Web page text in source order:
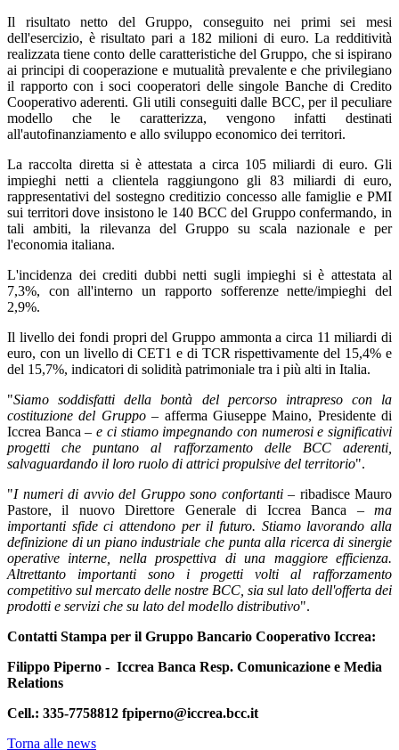
Il risultato netto del Gruppo, conseguito nei primi sei mesi
dell'esercizio, è risultato pari a 182 milioni di euro. La redditività
realizzata tiene conto delle caratteristiche del Gruppo, che si ispirano
ai principi di cooperazione e mutualità prevalente e che privilegiano
il rapporto con i soci cooperatori delle singole Banche di Credito
Cooperativo aderenti. Gli utili conseguiti dalle BCC, per il peculiare
modello che le caratterizza, vengono infatti destinati
all'autofinanziamento e allo sviluppo economico dei territori.
La raccolta diretta si è attestata a circa 105 miliardi di euro. Gli
impieghi netti a clientela raggiungono gli 83 miliardi di euro,
rappresentativi del sostegno creditizio concesso alle famiglie e PMI
sui territori dove insistono le 140 BCC del Gruppo confermando, in
tali ambiti, la rilevanza del Gruppo su scala nazionale e per
l'economia italiana.
L'incidenza dei crediti dubbi netti sugli impieghi si è attestata al
7,3%, con all'interno un rapporto sofferenze nette/impieghi del
2,9%.
Il livello dei fondi propri del Gruppo ammonta a circa 11 miliardi di
euro, con un livello di CET1 e di TCR rispettivamente del 15,4% e
del 15,7%, indicatori di solidità patrimoniale tra i più alti in Italia.
"Siamo soddisfatti della bontà del percorso intrapreso con la
costituzione del Gruppo– afferma Giuseppe Maino, Presidente di
Iccrea Banca –e ci stiamo impegnando con numerosi e significativi
progetti che puntano al rafforzamento delle BCC aderenti,
salvaguardando il loro ruolo di attrici propulsive del territorio".
"I numeri di avvio del Gruppo sono confortanti– ribadisce Mauro
Pastore, il nuovo Direttore Generale di Iccrea Banca – ma
importanti sfide ci attendono per il futuro. Stiamo lavorando alla
definizione di un piano industriale che punta alla ricerca di sinergie
operative interne, nella prospettiva di una maggiore efficienza.
Altrettanto importanti sono i progetti volti al rafforzamento
competitivo sul mercato delle nostre BCC, sia sul lato dell'offerta dei
prodotti e servizi che su lato del modello distributivo".
Contatti Stampa per il Gruppo Bancario Cooperativo Iccrea:
Filippo Piperno - Iccrea Banca Resp. Comunicazione e Media
Relations
Cell.: 335-7758812 fpiperno@iccrea.bcc.it
Torna alle news